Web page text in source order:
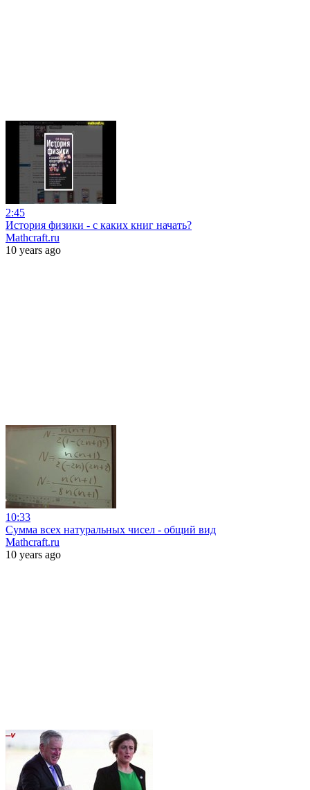
2:45
История физики - с каких книг начать?
Mathcraft.ru
10 years ago
10:33
Сумма всех натуральных чисел - общий вид
Mathcraft.ru
10 years ago